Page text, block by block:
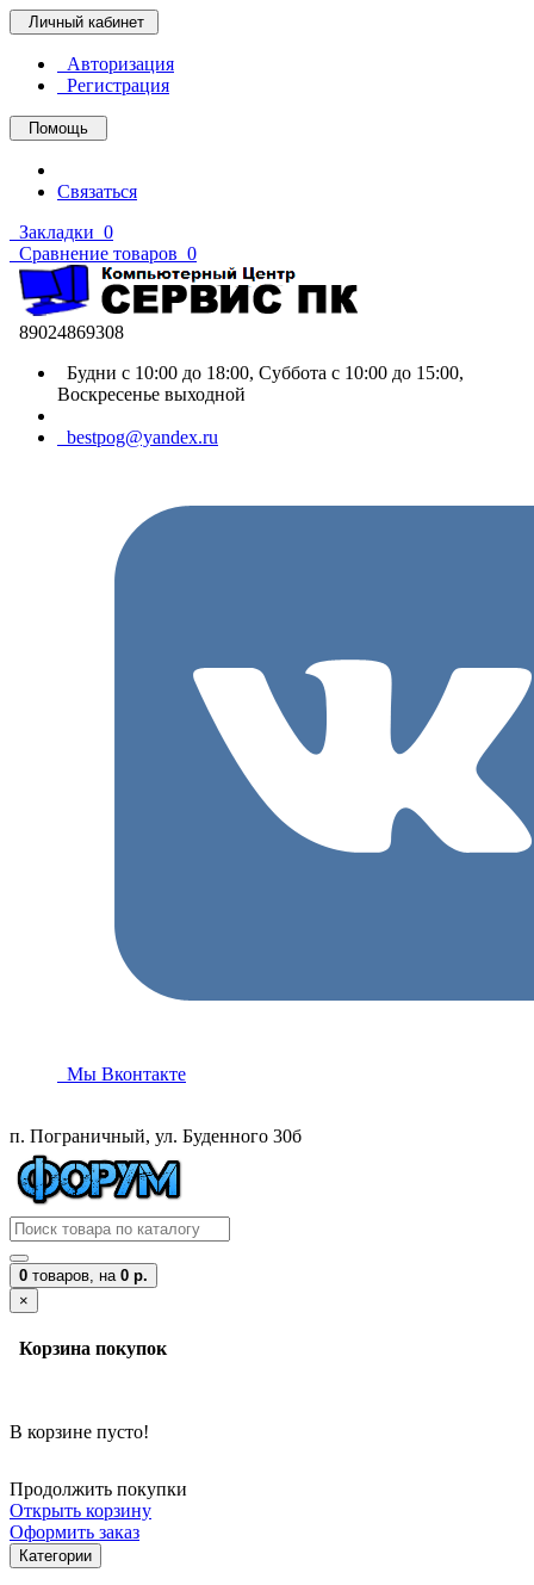
Личный кабинет
Авторизация
Регистрация
Помощь
Связаться
Закладки 0
Сравнение товаров 0
89024869308
Будни с 10:00 до 18:00, Суббота с 10:00 до 15:00,
Воскресенье выходной
bestpog@yandex.ru
Мы Вконтакте
п. Пограничный, ул. Буденного 30б
0 товаров, на 0 р.
×
Корзина покупок
В корзине пусто!
Продолжить покупки
Открыть корзину
Оформить заказ
Категории